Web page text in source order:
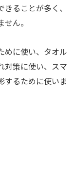
ることが多く、
ん。
めに使い、タオル
対策に使い、スマ
するために使いま